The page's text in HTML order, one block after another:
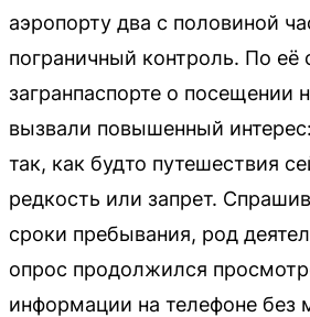
аэропорту два с половиной
пограничный контроль. По
загранпаспорте о посещении
вызвали повышенный
так, как будто путешествия
редкость или запрет.
сроки пребывания, род
опрос продолжился
информации на телефоне без